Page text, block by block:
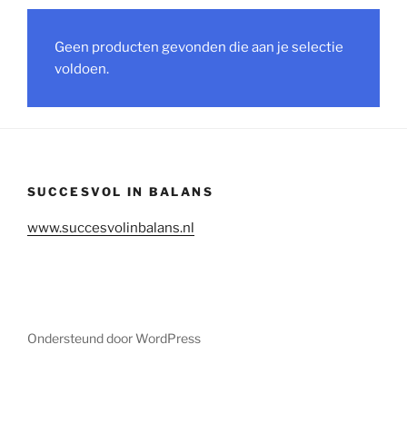
Geen producten gevonden die aan je selectie
voldoen.
SUCCESVOL IN BALANS
www.succesvolinbalans.nl
Ondersteund door WordPress